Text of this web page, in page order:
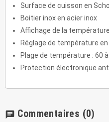
Surface de cuisson en
Boitier inox en acier inox
Affichage de la
Réglage de température
Plage de température : 60 à
Protection électronique
chat Commentaires (0)